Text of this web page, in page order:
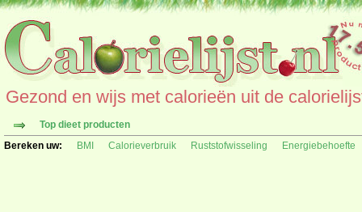
Gezond en wijs met calorieën uit de
Top dieet producten
Bereken uw:
BMI Calorieverbruik Ruststofwisseling Energiebehoefte